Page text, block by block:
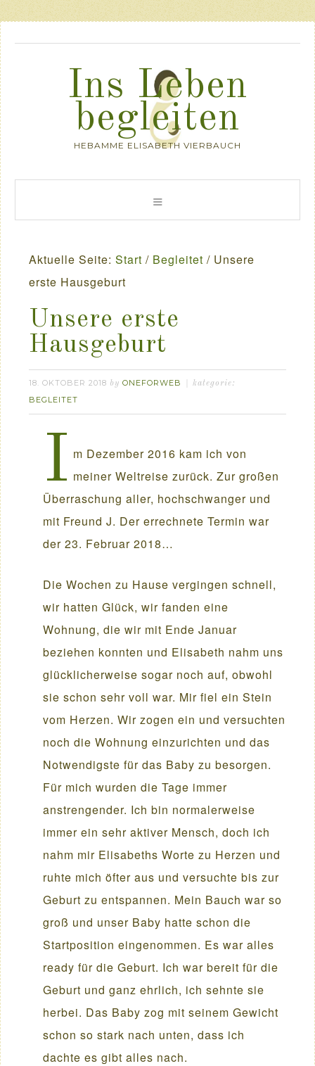
Ins Leben
begleiten
HEBAMME ELISABETH VIERBAUCH
Aktuelle Seite:Start / Begleitet / Unsere
erste Hausgeburt
Unsere erste
Hausgeburt
18. OKTOBER 2018 byONEFORWEB kategorie:
BEGLEITET
I m Dezember 2016 kam ich von
meiner Weltreise zurück. Zur großen
Überraschung aller, hochschwanger und
mit Freund J. Der errechnete Termin war
der 23. Februar 2018…
Die Wochen zu Hause vergingen schnell,
wir hatten Glück, wir fanden eine
Wohnung, die wir mit Ende Januar
beziehen konnten und Elisabeth nahm uns
glücklicherweise sogar noch auf, obwohl
sie schon sehr voll war. Mir fiel ein Stein
vom Herzen. Wir zogen ein und versuchten
noch die Wohnung einzurichten und das
Notwendigste für das Baby zu besorgen.
Für mich wurden die Tage immer
anstrengender. Ich bin normalerweise
immer ein sehr aktiver Mensch, doch ich
nahm mir Elisabeths Worte zu Herzen und
ruhte mich öfter aus und versuchte bis zur
Geburt zu entspannen. Mein Bauch war so
groß und unser Baby hatte schon die
Startposition eingenommen. Es war alles
ready für die Geburt. Ich war bereit für die
Geburt und ganz ehrlich, ich sehnte sie
herbei. Das Baby zog mit seinem Gewicht
schon so stark nach unten, dass ich
dachte es gibt alles nach.